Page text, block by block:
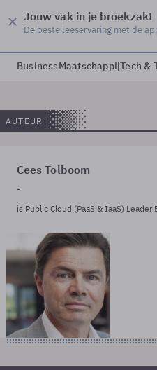
Jouw vak in je broekzak!
De beste leeservaring met de
BusinessMaatschappijTech &
AUTEUR
Cees Tolboom
-
is Public Cloud (PaaS & IaaS)